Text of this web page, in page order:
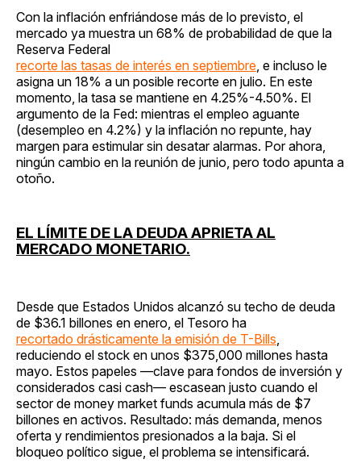
Con la inflación enfriándose más de lo previsto, el
mercado ya muestra un 68% de probabilidad de que la
Reserva Federal
recorte las tasas de interés en septiembre , e incluso le
asigna un 18% a un posible recorte en julio. En este
momento, la tasa se mantiene en 4.25%-4.50%. El
argumento de la Fed: mientras el empleo aguante
(desempleo en 4.2%) y la inflación no repunte, hay
margen para estimular sin desatar alarmas. Por ahora,
ningún cambio en la reunión de junio, pero todo apunta a
otoño.
EL LÍMITE DE LA DEUDA APRIETA AL
MERCADO MONETARIO.
Desde que Estados Unidos alcanzó su techo de deuda
de $36.1 billones en enero, el Tesoro ha
recortado drásticamente la emisión de T-Bills
reduciendo el stock en unos $375,000 millones hasta
mayo. Estos papeles —clave para fondos de inversión y
considerados casi cash— escasean justo cuando el
sector de money market funds acumula más de $7
billones en activos. Resultado: más demanda, menos
oferta y rendimientos presionados a la baja. Si el
bloqueo político sigue, el problema se intensificará.